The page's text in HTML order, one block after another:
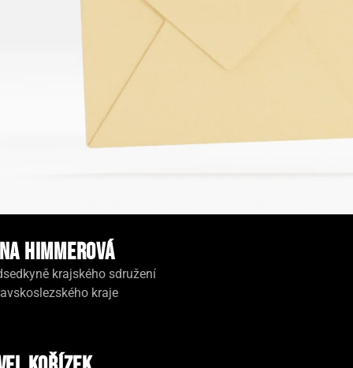
Himmerová
krajského sdružení
kraje